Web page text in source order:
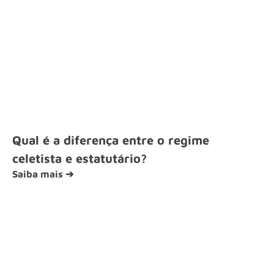
Qual é a diferença entre o regime
celetista e estatutário?
Saiba mais ➔